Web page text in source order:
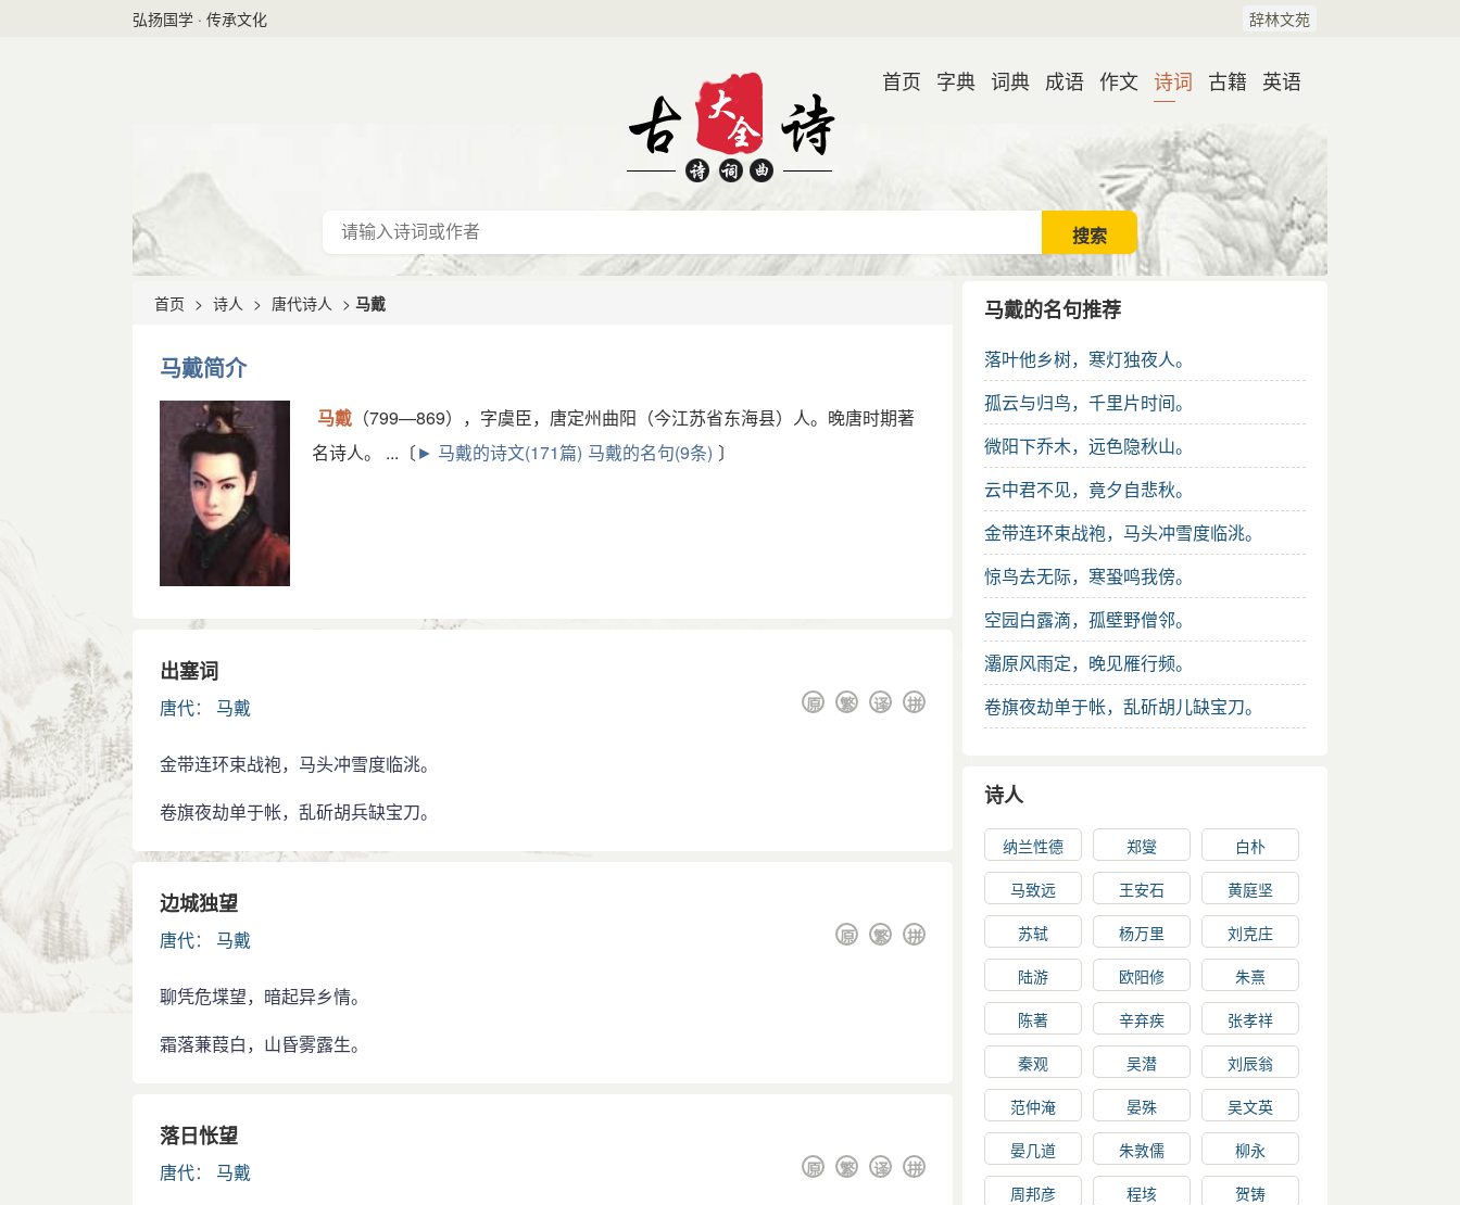
弘扬国学 · 传承文化 辞林文苑
首页 字典 词典 成语 作文 诗词 古籍 英语
首页 > 诗人 > 唐代诗人 > 马戴
马戴简介
马戴 （799—869），字虞臣，唐定州曲阳（今江苏省东海县）人。晚唐时期著
名诗人。 ...〔► 马戴的诗文(171篇) 马戴的名句(9条) 〕
出塞词
唐代： 马戴 拼
译
繁
原
金带连环束战袍，马头冲雪度临洮。
卷旗夜劫单于帐，乱斫胡兵缺宝刀。
边城独望
唐代： 马戴 拼
繁
原
聊凭危堞望，暗起异乡情。
霜落蒹葭白，山昏雾露生。
落日怅望
唐代： 马戴 拼
译
繁
原
马戴的名句推荐
落叶他乡树，寒灯独夜人。
孤云与归鸟，千里片时间。
微阳下乔木，远色隐秋山。
云中君不见，竟夕自悲秋。
金带连环束战袍，马头冲雪度临洮。
惊鸟去无际，寒蛩鸣我傍。
空园白露滴，孤壁野僧邻。
灞原风雨定，晚见雁行频。
卷旗夜劫单于帐，乱斫胡儿缺宝刀。
诗人
纳兰性德 郑燮
白朴
马致远
王安石
黄庭坚
苏轼
杨万里
刘克庄
陆游
欧阳修
朱熹
陈著
辛弃疾
张孝祥
秦观
吴潜
刘辰翁
范仲淹
晏殊
吴文英
晏几道
朱敦儒
柳永
周邦彦
程垓
贺铸